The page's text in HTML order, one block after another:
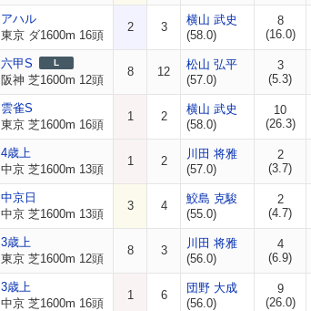
アハル
東京 ダ1600m 16頭
2 3
横山 武史
(58.0)
8
(16.0)
六甲S L
阪神 芝1600m 12頭
8 12
松山 弘平
(57.0)
3
(5.3)
雲雀S
東京 芝1600m 16頭
1 2
横山 武史
(58.0)
10
(26.3)
4歳上
中京 芝1600m 13頭
1 2
川田 将雅
(57.0)
2
(3.7)
中京日
中京 芝1600m 13頭
3 4
鮫島 克駿
(55.0)
2
(4.7)
3歳上
東京 芝1600m 12頭
8 3
川田 将雅
(56.0)
4
(6.9)
3歳上
中京 芝1600m 16頭
1 6
団野 大成
(56.0)
9
(26.0)